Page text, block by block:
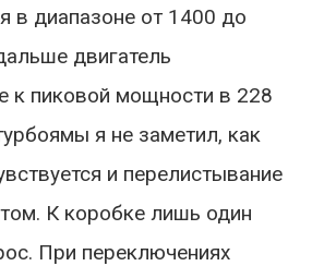
в диапазоне от 1400 до
двигатель
к пиковой мощности в 228
я не заметил, как
и перелистывание
К коробке лишь один
При переключениях